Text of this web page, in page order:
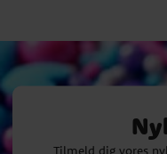
Tilmeld dig vores